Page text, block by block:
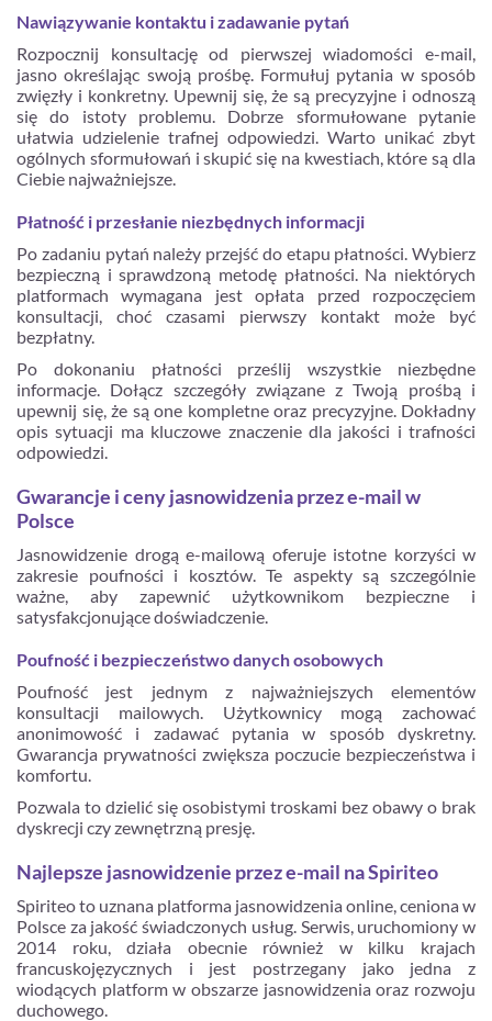
Nawiązywanie kontaktu i zadawanie pytań
Rozpocznij konsultację od pierwszej wiadomości e-mail,
jasno określając swoją prośbę. Formułuj pytania w sposób
zwięzły i konkretny. Upewnij się, że są precyzyjne i odnoszą
się do istoty problemu. Dobrze sformułowane pytanie
ułatwia udzielenie trafnej odpowiedzi. Warto unikać zbyt
ogólnych sformułowań i skupić się na kwestiach, które są dla
Ciebie najważniejsze.
Płatność i przesłanie niezbędnych informacji
Po zadaniu pytań należy przejść do etapu płatności. Wybierz
bezpieczną i sprawdzoną metodę płatności. Na niektórych
platformach wymagana jest opłata przed rozpoczęciem
konsultacji, choć czasami pierwszy kontakt może być
bezpłatny.
Po dokonaniu płatności prześlij wszystkie niezbędne
informacje. Dołącz szczegóły związane z Twoją prośbą i
upewnij się, że są one kompletne oraz precyzyjne. Dokładny
opis sytuacji ma kluczowe znaczenie dla jakości i trafności
odpowiedzi.
Gwarancje i ceny jasnowidzenia przez e-mail w
Polsce
Jasnowidzenie drogą e-mailową oferuje istotne korzyści w
zakresie poufności i kosztów. Te aspekty są szczególnie
ważne, aby zapewnić użytkownikom bezpieczne i
satysfakcjonujące doświadczenie.
Poufność i bezpieczeństwo danych osobowych
Poufność jest jednym z najważniejszych elementów
konsultacji mailowych. Użytkownicy mogą zachować
anonimowość i zadawać pytania w sposób dyskretny.
Gwarancja prywatności zwiększa poczucie bezpieczeństwa i
komfortu.
Pozwala to dzielić się osobistymi troskami bez obawy o brak
dyskrecji czy zewnętrzną presję.
Najlepsze jasnowidzenie przez e-mail na Spiriteo
Spiriteo to uznana platforma jasnowidzenia online, ceniona w
Polsce za jakość świadczonych usług. Serwis, uruchomiony w
2014 roku, działa obecnie również w kilku krajach
francuskojęzycznych i jest postrzegany jako jedna z
wiodących platform w obszarze jasnowidzenia oraz rozwoju
duchowego.